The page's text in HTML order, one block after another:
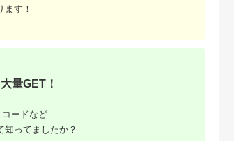
さと納税】 海
そしま 大漁 セ
す！
量GET！
ードなど
知ってましたか？